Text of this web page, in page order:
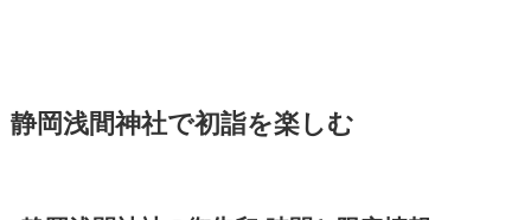
静岡浅間神社で初詣を楽しむ